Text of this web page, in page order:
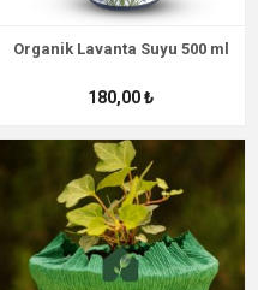
Organik Lavanta Suyu 500 ml
180,00 ₺